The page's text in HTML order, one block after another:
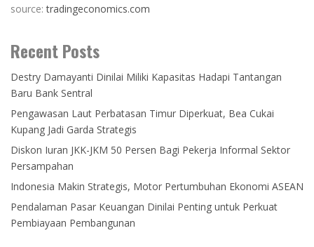
source:tradingeconomics.com
Recent Posts
Destry Damayanti Dinilai Miliki Kapasitas Hadapi Tantangan
Baru Bank Sentral
Pengawasan Laut Perbatasan Timur Diperkuat, Bea Cukai
Kupang Jadi Garda Strategis
Diskon Iuran JKK-JKM 50 Persen Bagi Pekerja Informal Sektor
Persampahan
Indonesia Makin Strategis, Motor Pertumbuhan Ekonomi ASEAN
Pendalaman Pasar Keuangan Dinilai Penting untuk Perkuat
Pembiayaan Pembangunan